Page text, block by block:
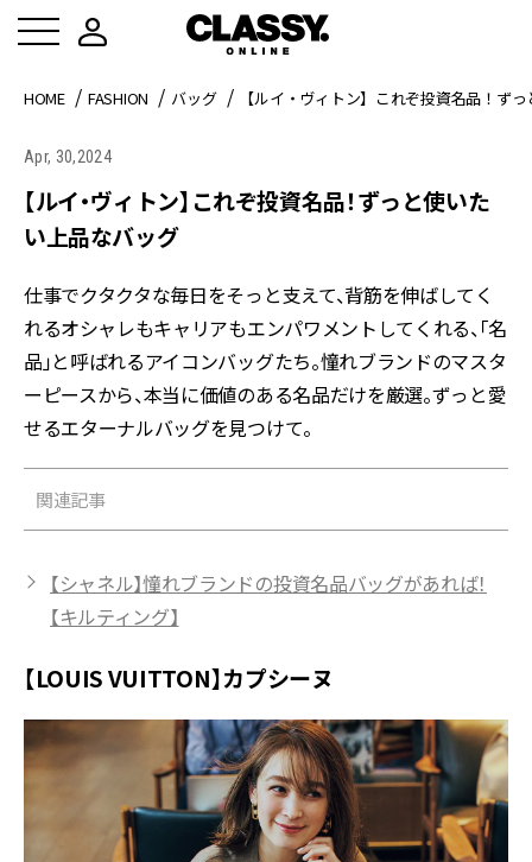
HOME FASHION バッグ 【ルイ・ヴィトン】これぞ投資名品！ず
Apr, 30,2024
【ルイ・ヴィトン】これぞ投資名品！ずっと使いた
い上品なバッグ
仕事でクタクタな毎日をそっと支えて、背筋を伸ばしてく
れる――オシャレもキャリアもエンパワメントしてくれる、「名
品」と呼ばれるアイコンバッグたち。憧れブランドのマスタ
ーピースから、本当に価値のある名品だけを厳選。ずっと愛
せるエターナルバッグを見つけて。
関連記事
【シャネル】憧れブランドの投資名品バッグがあれば！
【キルティング】
【LOUIS VUITTON】カプシーヌ